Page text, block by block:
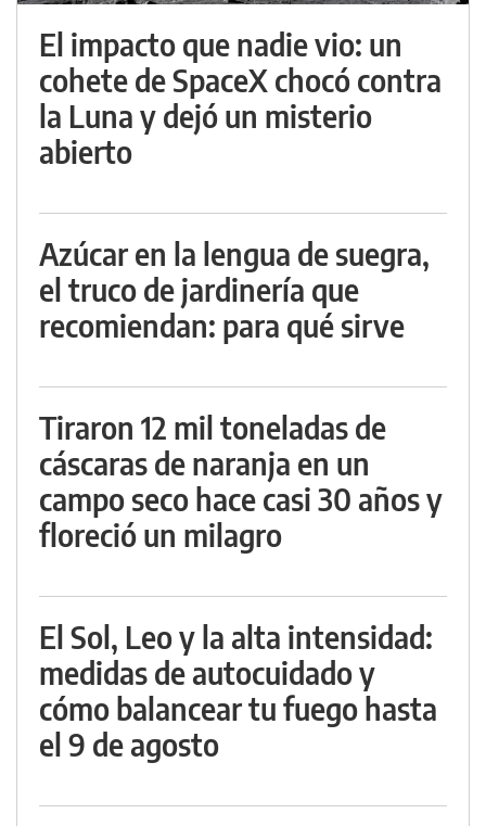
El impacto que nadie vio: un
cohete de SpaceX chocó contra
la Luna y dejó un misterio
abierto
Azúcar en la lengua de suegra,
el truco de jardinería que
recomiendan: para qué sirve
Tiraron 12 mil toneladas de
cáscaras de naranja en un
campo seco hace casi 30 años y
floreció un milagro
El Sol, Leo y la alta intensidad:
medidas de autocuidado y
cómo balancear tu fuego hasta
el 9 de agosto